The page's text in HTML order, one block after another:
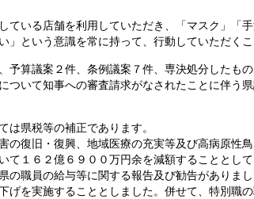
いる店舗を利用していただき、「マスク」「
という意識を常に持って、行動していただくこ
算議案２件、条例議案７件、専決処分したも
いて知事への審査請求がなされたことに伴う
県税等の補正であります。
復旧・復興、地域医療の充実等及び高病原性
１６２億６９００万円余を減額することとして
職員の給与等に関する報告及び勧告がありま
を実施することとしました。併せて、特別職